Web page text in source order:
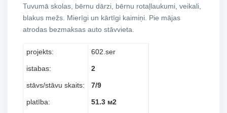
Tuvumā skolas, bērnu dārzi, bērnu rotaļlaukumi, veikali,
blakus mežs. Mierīgi un kārtīgi kaimiņi. Pie mājas
atrodas bezmaksas auto stāvvieta.
projekts: 602.ser
istabas: 2
stāvs/stāvu skaits: 7/9
platība: 51.3 м2